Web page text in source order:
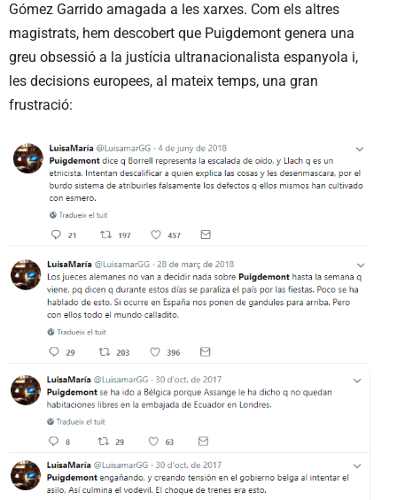
Gómez Garrido amagada a les xarxes. Com els altres
magistrats, hem descobert que Puigdemont genera una
greu obsessió a la justícia ultranacionalista espanyola i,
les decisions europees, al mateix temps, una gran
frustració: